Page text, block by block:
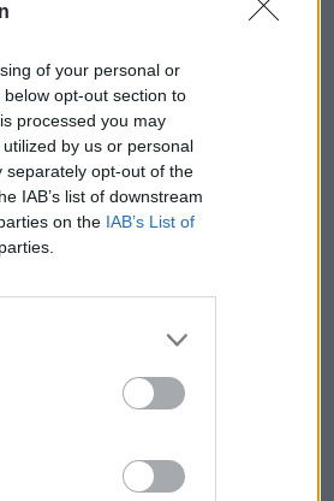
of your personal or
opt-out section to
processed you may
by us or personal
separately opt-out of the
IAB’s list of downstream
on the IAB’s List of